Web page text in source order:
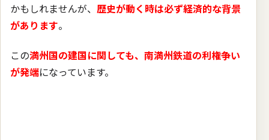
かもしれませんが、 歴史が動く時は必ず経済的な背景
があります。
この満州国の建国に関しても、南満州鉄道の利権争い
が発端になっています。